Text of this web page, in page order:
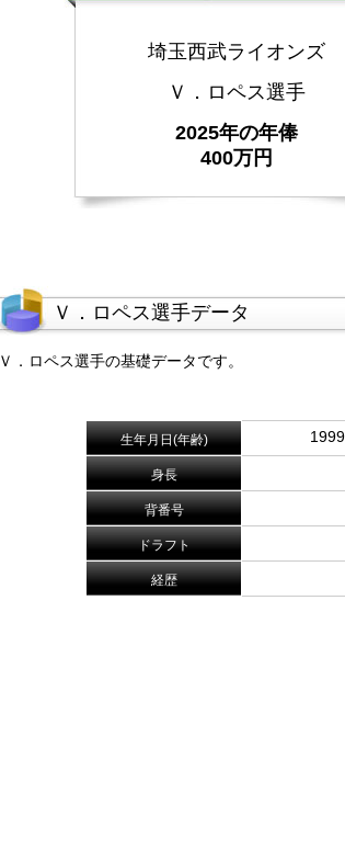
埼玉西武ライオンズ
Ｖ．ロペス選手
2025年の年俸
400万円
Ｖ．ロペス選手データ
Ｖ．ロペス選手の基礎データです。
生年月日(年齢)
身長
背番号
ドラフト
経歴